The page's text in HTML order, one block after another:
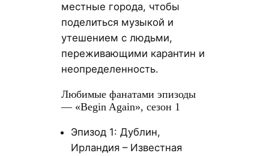
местные города, чтобы
поделиться музыкой и
утешением с людьми,
переживающими карантин и
неопределенность.
Любимые фанатами эпизоды
— «Begin Again», сезон 1
Эпизод 1: Дублин,
Ирландия – Известная